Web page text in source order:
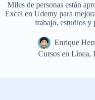
Miles de personas están
Excel en Udemy para
trabajo, estudios y
Enrique
Cursos en Línea,